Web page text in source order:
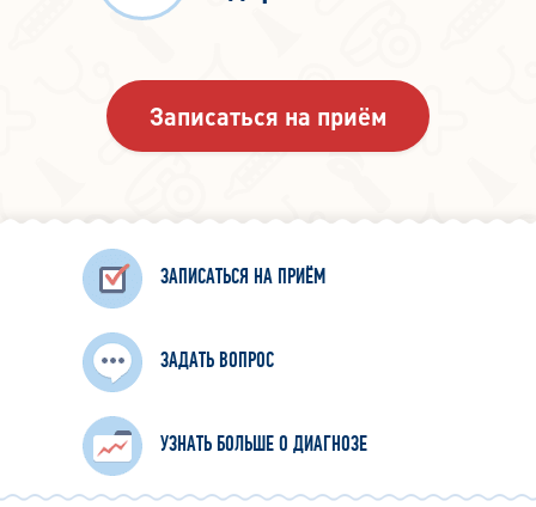
Записаться на приём
ЗАПИСАТЬСЯ НА ПРИЁМ
ЗАДАТЬ ВОПРОС
УЗНАТЬ БОЛЬШЕ О ДИАГНОЗЕ